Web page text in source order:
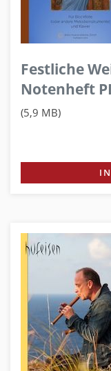
Festliche
Notenheft
(5,9 MB)